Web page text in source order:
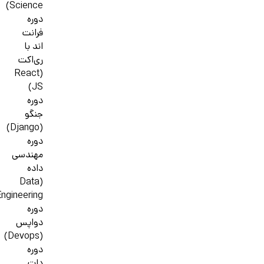
Science)
دوره
فرانت
اند با
ری‌اکت
(React
JS)
دوره
جنگو
(Django)
دوره
مهندسی
داده
(Data
دوره
دواپس
(Devops)
دوره